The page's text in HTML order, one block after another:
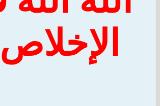
الإخلاص..